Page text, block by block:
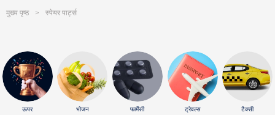
मुख्य पृष्ठ > स्पेयर पार्ट्स
ऊपर भोजन फार्मेसी ट्रेवल्स टैक्सी